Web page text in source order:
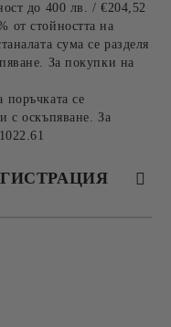
до 400 лв. / €204,52
от стойността на
сума се разделя
За покупки на
се
с оскъпяване. За